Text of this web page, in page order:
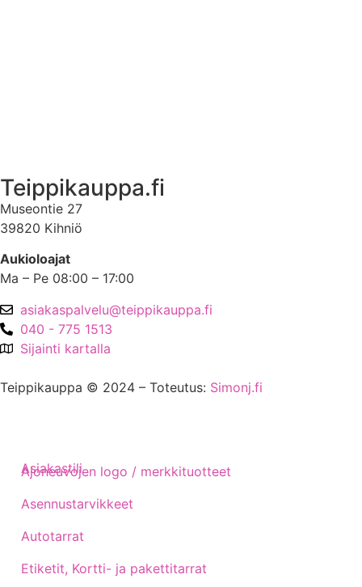
Teippikauppa.fi
Museontie 27
39820 Kihniö
Aukioloajat
Ma – Pe 08:00 – 17:00
asiakaspalvelu@teippikauppa.fi
040 - 775 1513
Sijainti kartalla
Teippikauppa © 2024 – Toteutus: Simonj.fi
Ajoneuvojen logo / merkkituotteet
Asennustarvikkeet
Autotarrat
Etiketit, Kortti- ja pakettitarrat
Asiakastili